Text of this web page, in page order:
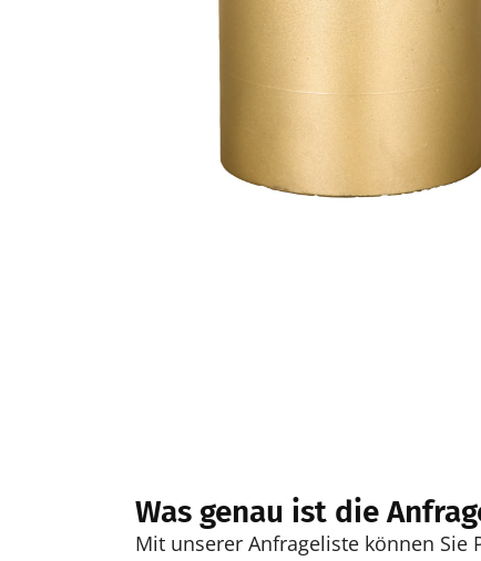
Was genau ist die
Mit unserer Anfrageliste können